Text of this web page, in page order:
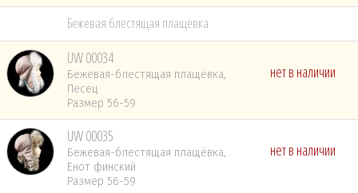
Бежевая блестящая плащёвка
UW 00034
Бежевая-блестящая плащёвка,
Песец
Размер 56-59
нет в наличии
UW 00035
Бежевая-блестящая плащёвка,
Енот финский
Размер 56-59
нет в наличии